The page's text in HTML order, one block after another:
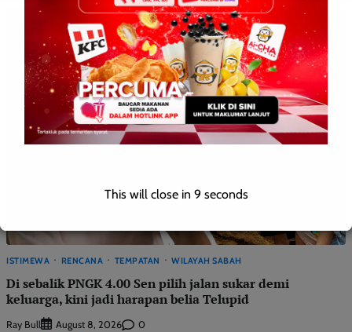
ISTIMEWA RENCANA TEMPATAN WILAYAH SABAH
Di sebalik PNGK 4.00 Sen pilih jalan sukar demi
keluarga, kini jadi harapan belia Telupid
Ray Bull August 8, 2026 0
This will close in 8 seconds